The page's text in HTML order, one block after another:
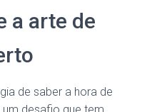
a arte de
de saber a hora de